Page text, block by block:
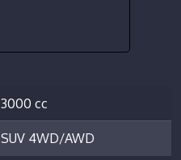
3000 cc
SUV 4WD/AWD